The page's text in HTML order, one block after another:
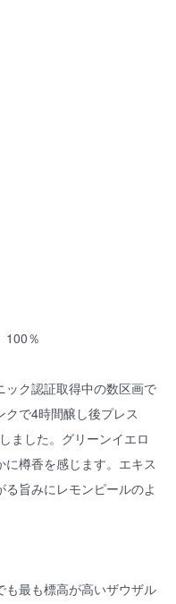
100％
ック認証取得中の数区画で
で4時間醸し後プレス
ました。グリーンイエロ
樽香を感じます。エキス
旨みにレモンピールのよ
も最も標高が高いザウザル